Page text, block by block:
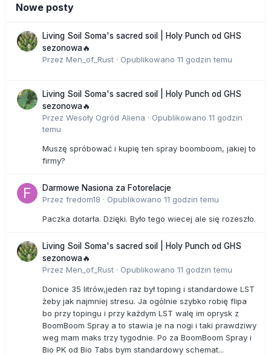
Nowe posty
Living Soil Soma's sacred soil | Holy Punch od GHS
sezonowa🔥
Przez Men_of_Rust · Opublikowano 11 godzin temu
Living Soil Soma's sacred soil | Holy Punch od GHS
sezonowa🔥
Przez Wesoły Ogród Aliena · Opublikowano 11 godzin
temu
Muszę spróbować i kupię ten spray boomboom, jakiej to
firmy?
Darmowe Nasiona za Fotorelacje
Przez fredom18 · Opublikowano 11 godzin temu
Paczka dotarła. Dzięki. Było tego wiecej ale się rozeszło.
Living Soil Soma's sacred soil | Holy Punch od GHS
sezonowa🔥
Przez Men_of_Rust · Opublikowano 11 godzin temu
Donice 35 litrów,jeden raz był toping i standardowe LST
żeby jak najmniej stresu. Ja ogólnie szybko robię flipa
bo przy topingu i przy każdym LST walę im oprysk z
BoomBoom Spray a to stawia je na nogi i taki prawdziwy
weg mam maks trzy tygodnie. Po za BoomBoom Spray i
Bio PK od Bio Tabs bym standardowy schemat...